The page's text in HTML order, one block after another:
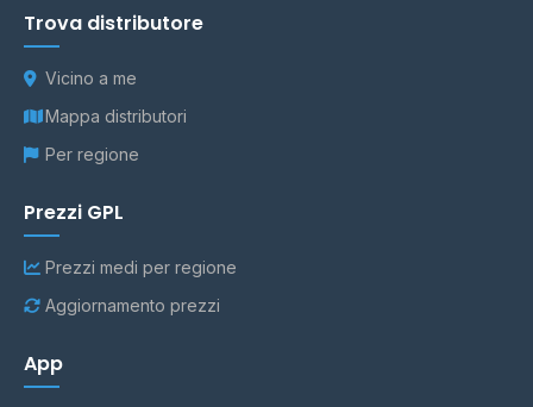
Trova distributore
Vicino a me
Mappa distributori
Per regione
Prezzi GPL
Prezzi medi per regione
Aggiornamento prezzi
App